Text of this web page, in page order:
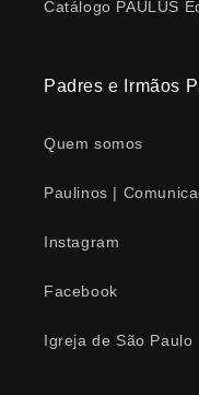
Catálogo PAULUS
Padres e Irmãos
Quem somos
Paulinos |
Instagram
Facebook
Igreja de São Paulo